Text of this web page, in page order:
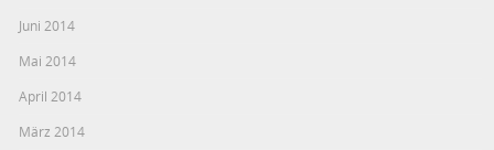
Juni 2014
Mai 2014
April 2014
März 2014